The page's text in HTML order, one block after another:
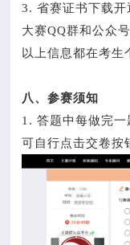
3. 省赛证书下载开
大赛QQ群和公众号
以上信息都在考生
八、参赛须知
1. 答题中每做完
可自行点击交卷按